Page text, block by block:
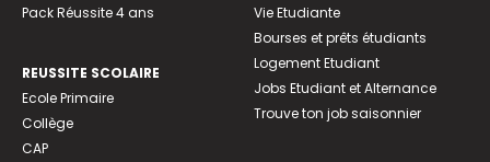
Pack Réussite 4 ans
REUSSITE SCOLAIRE
Ecole Primaire
Collège
CAP
Vie Etudiante
Bourses et prêts étudiants
Logement Etudiant
Jobs Etudiant et Alternance
Trouve ton job saisonnier